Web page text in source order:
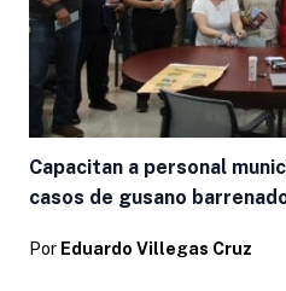
Capacitan a personal
casos de gusano
Por Eduardo Villegas Cruz